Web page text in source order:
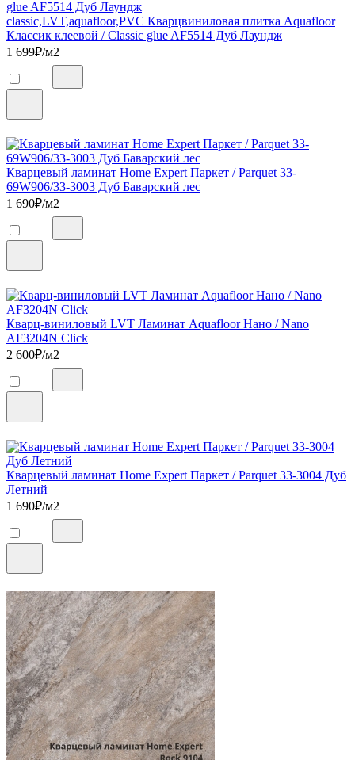
classic,LVT,aquafloor,PVC Кварцвиниловая плитка Aquafloor
Классик клеевой / Classic glue AF5514 Дуб Лаундж
1 699₽/м2
Кварцевый ламинат Home Expert Паркет / Parquet 33-
69W906/33-3003 Дуб Баварский лес
1 690₽/м2
Кварц-виниловый LVT Ламинат Aquafloor Нано / Nano
AF3204N Click
2 600₽/м2
Кварцевый ламинат Home Expert Паркет / Parquet 33-3004 Дуб
Летний
1 690₽/м2